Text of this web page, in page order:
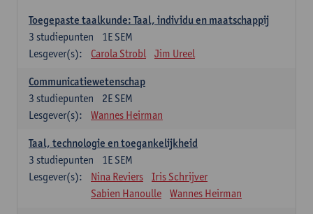
Toegepaste taalkunde: Taal, individu en maatschappij
1E SEM
3 studiepunten
Lesgever(s):
Carola Strobl Jim Ureel
Communicatiewetenschap
2E SEM
3 studiepunten
Lesgever(s):
Wannes Heirman
Taal, technologie en toegankelijkheid
1E SEM
3 studiepunten
Lesgever(s):
Nina Reviers
Iris Schrijver
Sabien Hanoulle
Wannes Heirman